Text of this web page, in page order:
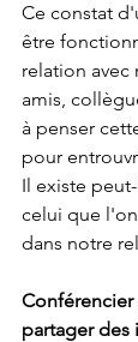
Ce constat
être
relation avec
amis,
à penser
pour
Il existe
celui que
dans notre
partager des